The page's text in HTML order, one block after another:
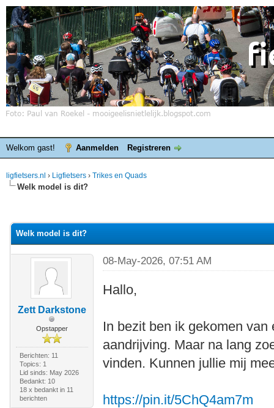
Welkom gast! Aanmelden Registreren
ligfietsers.nl › Ligfietsers › Trikes en Quads
Welk model is dit?
Welk model is dit?
Zett Darkstone
Opstapper
Berichten: 11
Topics: 1
Lid sinds: May 2026
Bedankt: 10
18 x bedankt in 11
berichten
08-May-2026, 07:51 AM
Hallo,
In bezit ben ik gekomen
aandrijving. Maar na lang
vinden. Kunnen jullie mij
https://pin.it/5ChQ4am7m